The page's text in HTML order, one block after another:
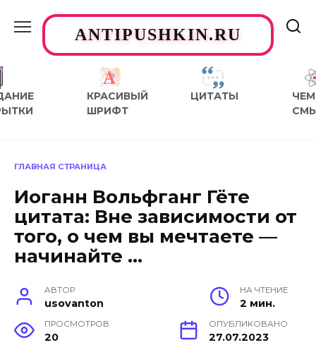
содержаниюANTIPUSHKIN.RU
КРАСИВЫЙ
ШРИФТ
ЦИТАТЫ
ЧЕМ
ГЛАВНАЯ СТРАНИЦА
Иоганн Вольфганг Гёте
цитата: Вне зависимости от
того, о чем вы мечтаете —
начинайте …
АВТОР
usovanton
НА ЧТЕНИЕ
2 мин.
ПРОСМОТРОВ
20
ОПУБЛИКОВАНО
27.07.2023